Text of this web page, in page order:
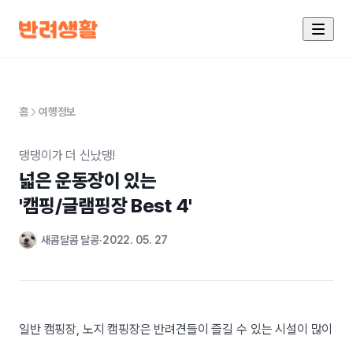
홈 여행정보
댕댕이가 더 신났댕!
넓은 운동장이 있는
'캠핑/글램핑장 Best 4'
새콤달콤 달콩 2022. 05. 27
일반 캠핑장, 노지 캠핑장은 반려견들이 즐길 수 있는 시설이 많이